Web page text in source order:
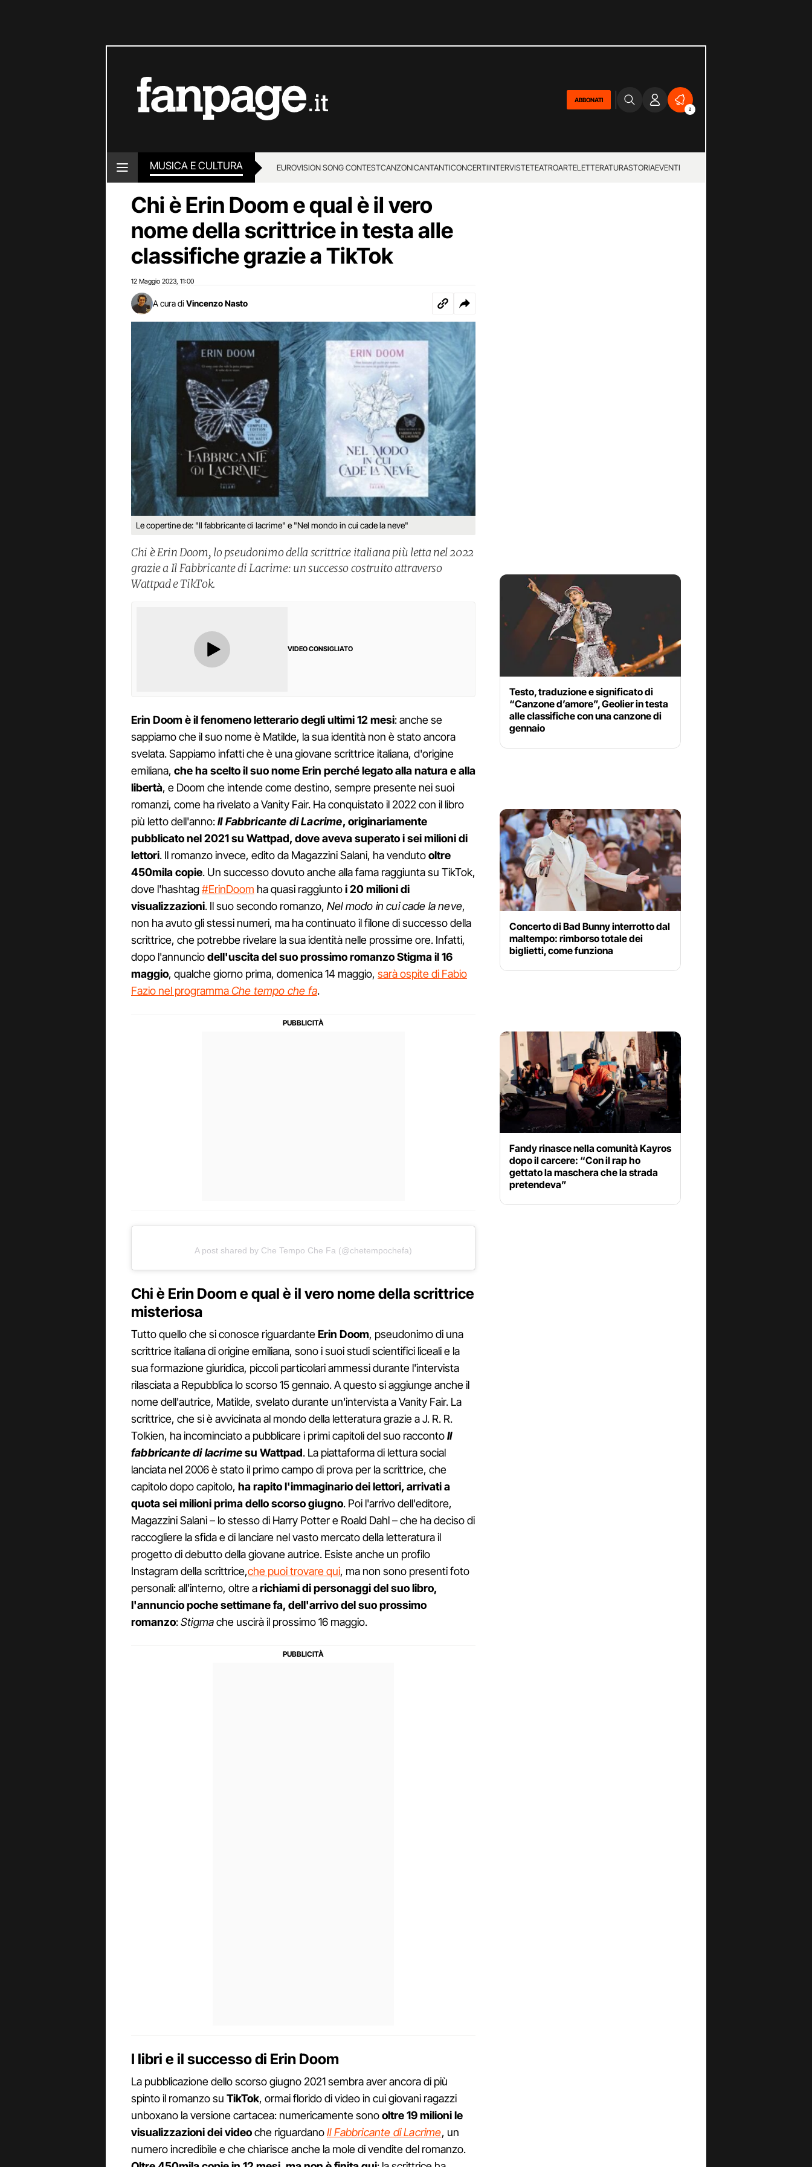
ABBONATI
2
MUSICA E CULTURA EUROVISION SONG CONTESTCANZONICANTANTICONCERTIINTERVISTETEATROARTELETTERATURASTORIAEVENTI
Chi è Erin Doom e qual è il vero
nome della scrittrice in testa alle
classifiche grazie a TikTok
12 Maggio 2023 11:00
A cura di Vincenzo Nasto
Le copertine de: "Il fabbricante di lacrime" e "Nel mondo in cui cade la neve"
Chi è Erin Doom, lo pseudonimo della scrittrice italiana più letta nel 2022
grazie a Il Fabbricante di Lacrime: un successo costruito attraverso
Wattpad e TikTok.
VIDEO CONSIGLIATO
Erin Doom è il fenomeno letterario degli ultimi 12 mesi: anche se
sappiamo che il suo nome è Matilde, la sua identità non è stato ancora
svelata. Sappiamo infatti che è una giovane scrittrice italiana, d'origine
emiliana, che ha scelto il suo nome Erin perché legato alla natura e alla
libertà, e Doom che intende come destino, sempre presente nei suoi
romanzi, come ha rivelato a Vanity Fair. Ha conquistato il 2022 con il libro
più letto dell'anno:Il Fabbricante di Lacrime, originariamente
pubblicato nel 2021 su Wattpad, dove aveva superato i sei milioni di
lettori. Il romanzo invece, edito da Magazzini Salani, ha vendutooltre
450mila copie. Un successo dovuto anche alla fama raggiunta su TikTok,
dove l'hashtag#ErinDoom ha quasi raggiuntoi 20 milioni di
visualizzazioni. Il suo secondo romanzo, Nel modo in cui cade la neve,
non ha avuto gli stessi numeri, ma ha continuato il filone di successo della
scrittrice, che potrebbe rivelare la sua identità nelle prossime ore. Infatti,
dopo l'annunciodell'uscita del suo prossimo romanzo Stigma il 16
maggio, qualche giorno prima, domenica 14 maggio, sarà ospite di Fabio
Fazio nel programmaChe tempo che fa.
A post shared by Che Tempo Che Fa (@chetempochefa)
Chi è Erin Doom e qual è il vero nome della scrittrice
misteriosa
Tutto quello che si conosce riguardanteErin Doom, pseudonimo di una
scrittrice italiana di origine emiliana, sono i suoi studi scientifici liceali e la
sua formazione giuridica, piccoli particolari ammessi durante l'intervista
rilasciata a Repubblica lo scorso 15 gennaio. A questo si aggiunge anche il
nome dell'autrice, Matilde, svelato durante un'intervista a Vanity Fair. La
scrittrice, che si è avvicinata al mondo della letteratura grazie a J. R. R.
Tolkien, ha incominciato a pubblicare i primi capitoli del suo raccontoIl
fabbricante di lacrimesu Wattpad. La piattaforma di lettura social
lanciata nel 2006 è stato il primo campo di prova per la scrittrice, che
capitolo dopo capitolo, ha rapito l'immaginario dei lettori, arrivati a
quota sei milioni prima dello scorso giugno. Poi l'arrivo dell'editore,
Magazzini Salani – lo stesso di Harry Potter e Roald Dahl – che ha deciso di
raccogliere la sfida e di lanciare nel vasto mercato della letteratura il
progetto di debutto della giovane autrice. Esiste anche un profilo
Instagram della scrittrice,che puoi trovare qui, ma non sono presenti foto
personali: all'interno, oltre arichiami di personaggi del suo libro,
l'annuncio poche settimane fa, dell'arrivo del suo prossimo
romanzo:Stigmache uscirà il prossimo 16 maggio.
I libri e il successo di Erin Doom
La pubblicazione dello scorso giugno 2021 sembra aver ancora di più
spinto il romanzo su TikTok, ormai florido di video in cui giovani ragazzi
unboxano la versione cartacea: numericamente sonooltre 19 milioni le
visualizzazioni dei videoche riguardanoIl Fabbricante di Lacrime, un
numero incredibile e che chiarisce anche la mole di vendite del romanzo.
Testo, traduzione e significato di
“Canzone d’amore”, Geolier in testa
alle classifiche con una canzone di
gennaio
Concerto di Bad Bunny interrotto dal
maltempo: rimborso totale dei
biglietti, come funziona
Fandy rinasce nella comunità Kayros
dopo il carcere: “Con il rap ho
gettato la maschera che la strada
pretendeva”